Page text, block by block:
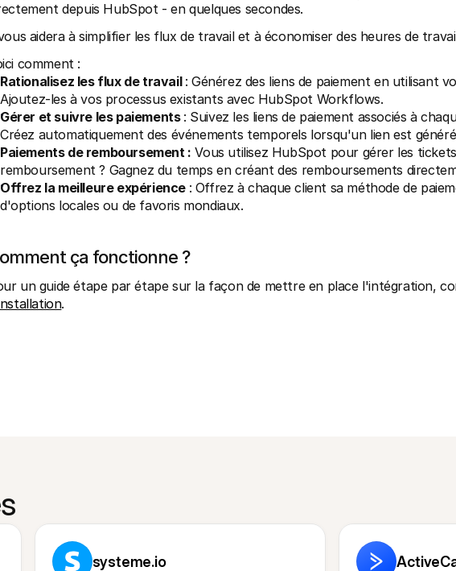
depuis HubSpot - en quelques secondes.
aidera à simplifier les flux de travail et à économiser des heures de
comment :
Rationalisez les flux de travail : Générez des liens de paiement en utilisant
Ajoutez-les à vos processus existants avec HubSpot Workflows.
Gérer et suivre les paiements : Suivez les liens de paiement associés à
Créez automatiquement des événements temporels lorsqu'un lien est
Paiements de remboursement : Vous utilisez HubSpot pour gérer les
remboursement ? Gagnez du temps en créant des remboursements
Offrez la meilleure expérience : Offrez à chaque client sa méthode de
d'options locales ou de favoris mondiaux.
ça fonctionne ?
un guide étape par étape sur la façon de mettre en place l'intégration,
.
systeme.io